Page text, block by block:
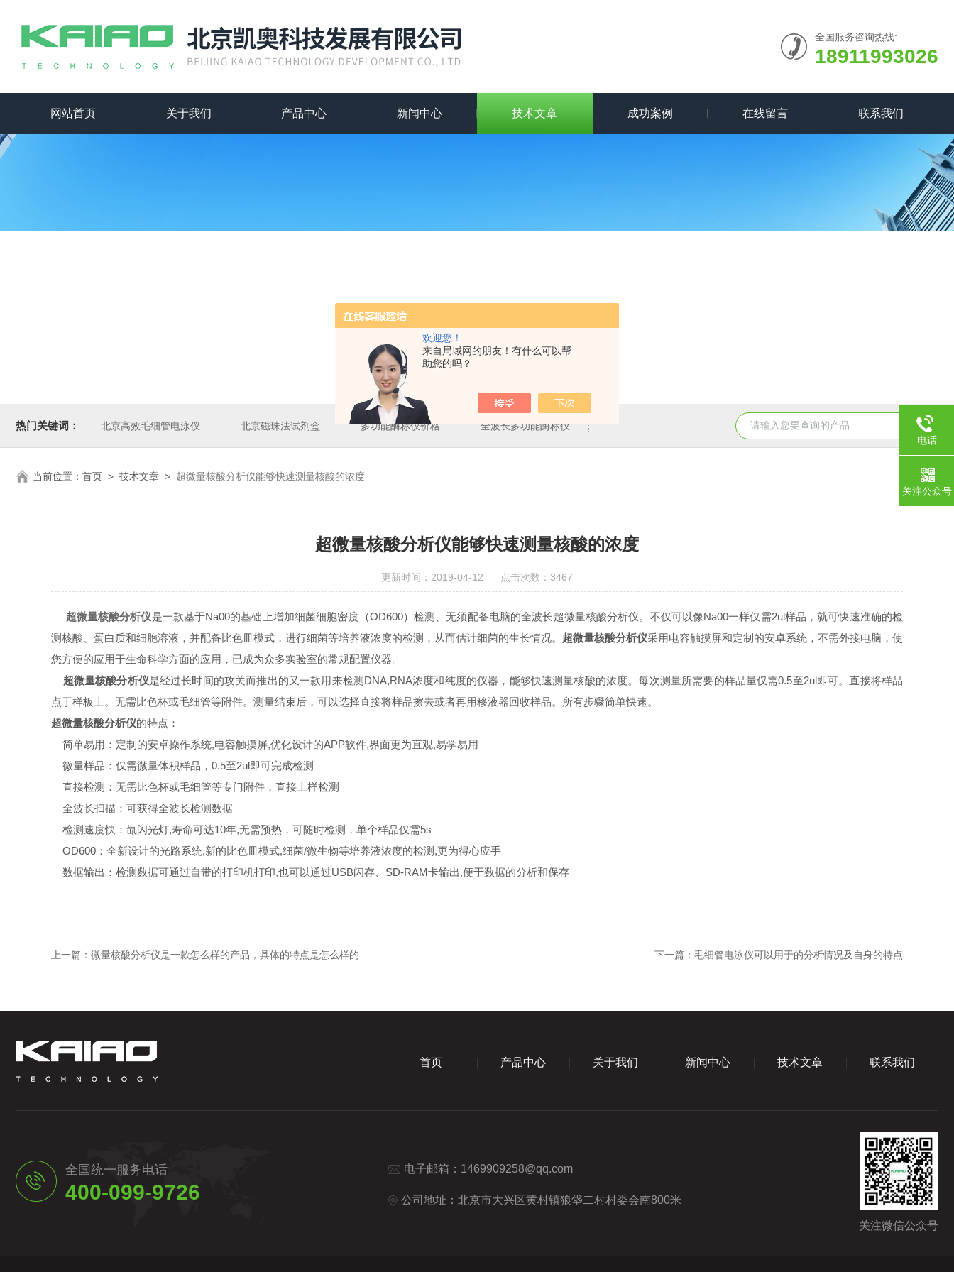
欢迎您！
来自局域网的朋友！有什么可以帮
助您的吗？
全国服务咨询热线:
18911993026
网站首页 关于我们 产品中心 新闻中心 技术文章 成功案例 在线留言 联系我们
热门关键词： 北京高效毛细管电泳仪 北京磁珠法试剂盒 多功能酶标仪价格 全波长多功能酶标仪 UC7010高效毛细管电泳
当前位置： 首页 > 技术文章 > 超微量核酸分析仪能够快速测量核酸的浓度
超微量核酸分析仪能够快速测量核酸的浓度
更新时间：2019-04-12 点击次数：3467
超微量核酸分析仪是一款基于Na00的基础上增加细菌细胞密度（OD600）检测、无须配备电脑的全波长超微量核酸分析仪。不仅可以像Na00一样仅需2ul样品，就可快速准确的检
测核酸、蛋白质和细胞溶液，并配备比色皿模式，进行细菌等培养液浓度的检测，从而估计细菌的生长情况。 超微量核酸分析仪采用电容触摸屏和定制的安卓系统，不需外接电脑，使
您方便的应用于生命科学方面的应用，已成为众多实验室的常规配置仪器。
超微量核酸分析仪是经过长时间的攻关而推出的又一款用来检测DNA,RNA浓度和纯度的仪器，能够快速测量核酸的浓度。每次测量所需要的样品量仅需0.5至2ul即可。直接将样品
点于样板上。无需比色杯或毛细管等附件。测量结束后，可以选择直接将样品擦去或者再用移液器回收样品。所有步骤简单快速。
超微量核酸分析仪的特点：
简单易用：定制的安卓操作系统,电容触摸屏,优化设计的APP软件,界面更为直观,易学易用
微量样品：仅需微量体积样品，0.5至2ul即可完成检测
直接检测：无需比色杯或毛细管等专门附件，直接上样检测
全波长扫描：可获得全波长检测数据
检测速度快：氙闪光灯,寿命可达10年,无需预热，可随时检测，单个样品仅需5s
OD600：全新设计的光路系统,新的比色皿模式,细菌/微生物等培养液浓度的检测,更为得心应手
数据输出：检测数据可通过自带的打印机打印,也可以通过USB闪存、SD-RAM卡输出,便于数据的分析和保存
上一篇： 微量核酸分析仪是一款怎么样的产品，具体的特点是怎么样的 下一篇： 毛细管电泳仪可以用于的分析情况及自身的特点
首页 产品中心 关于我们 新闻中心 技术文章 联系我们
全国统一服务电话
400-099-9726
电子邮箱： 1469909258@qq.com
公司地址：北京市大兴区黄村镇狼垡二村村委会南800米
关注微信公众号
电话
关注公众号